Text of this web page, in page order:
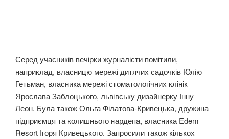
Серед учасників вечірки журналісти помітили,
наприклад, власницю мережі дитячих садочків Юлію
Гетьман, власника мережі стоматологічних клінік
Ярослава Заблоцького, львівську дизайнерку Інну
Леон. Була також Ольга Філатова-Кривецька, дружина
підприємця та колишнього нардепа, власника Edem
Resort Ігоря Кривецького. Запросили також кількох